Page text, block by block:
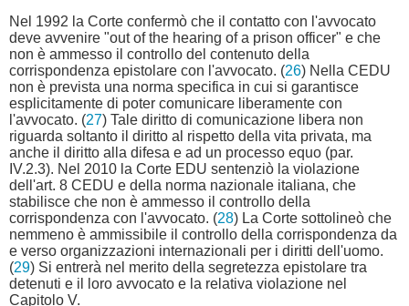
Nel 1992 la Corte confermò che il contatto con l'avvocato
deve avvenire "out of the hearing of a prison officer" e che
non è ammesso il controllo del contenuto della
corrispondenza epistolare con l'avvocato. (26) Nella CEDU
non è prevista una norma specifica in cui si garantisce
esplicitamente di poter comunicare liberamente con
l'avvocato. (27) Tale diritto di comunicazione libera non
riguarda soltanto il diritto al rispetto della vita privata, ma
anche il diritto alla difesa e ad un processo equo (par.
IV.2.3). Nel 2010 la Corte EDU sentenziò la violazione
dell'art. 8 CEDU e della norma nazionale italiana, che
stabilisce che non è ammesso il controllo della
corrispondenza con l'avvocato. (28) La Corte sottolineò che
nemmeno è ammissibile il controllo della corrispondenza da
e verso organizzazioni internazionali per i diritti dell'uomo.
(29) Si entrerà nel merito della segretezza epistolare tra
detenuti e il loro avvocato e la relativa violazione nel
Capitolo V.